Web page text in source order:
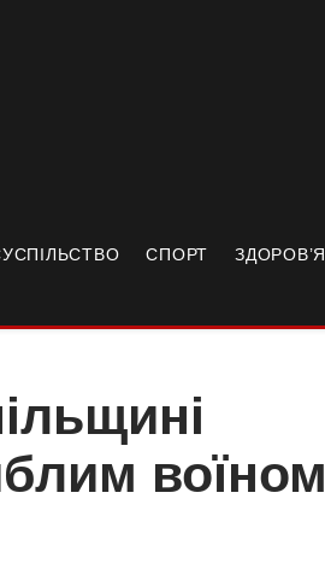
СПОРТ ЗДОРОВ’Я
воїном